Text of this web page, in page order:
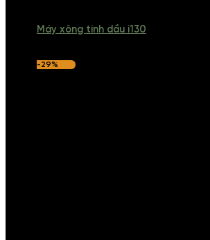
Máy xông tinh dầu i130
-29%